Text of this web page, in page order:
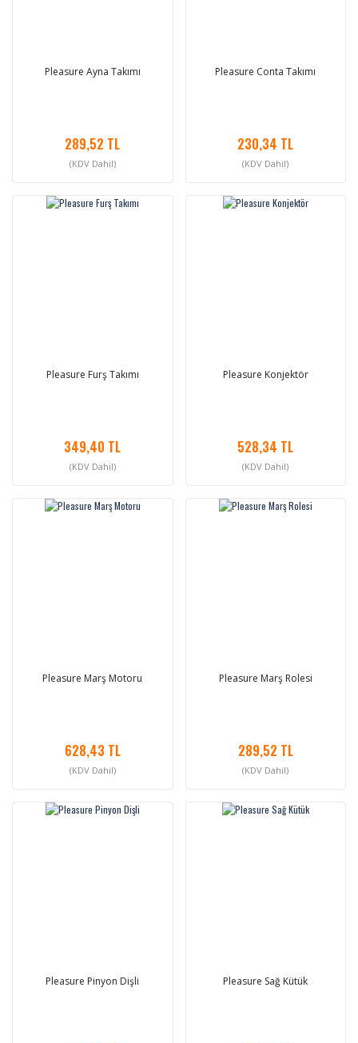
Pleasure Ayna Takımı
289,52 TL
(KDV Dahil)
Pleasure Conta Takımı
230,34 TL
(KDV Dahil)
Pleasure Furş Takımı
349,40 TL
(KDV Dahil)
Pleasure Konjektör
528,34 TL
(KDV Dahil)
Pleasure Marş Motoru
628,43 TL
(KDV Dahil)
Pleasure Marş Rolesi
289,52 TL
(KDV Dahil)
Pleasure Pinyon Dişli Pleasure Sağ Kütük